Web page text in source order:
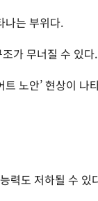
나는 부위다.
가 무너질 수 있다.
노안’ 현상이 나
력도 저하될 수 있